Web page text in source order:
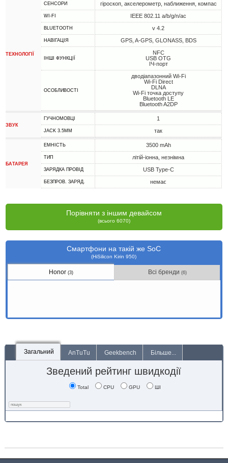
ТЕХНОЛОГІЇ
СЕНСОРИ гіроскоп, акселерометр, наближення, компас
WI-FI IEEE 802.11 a/b/g/n/ac
BLUETOOTH v 4.2
НАВІГАЦІЯ GPS, A-GPS, GLONASS, BDS
ІНШІ ФУНКЦІЇ
NFC
USB OTG
ІЧ-порт
ОСОБЛИВОСТІ
дводіапазонний Wi-Fi
Wi-Fi Direct
DLNA
Wi-Fi точка доступу
Bluetooth LE
Bluetooth A2DP
ЗВУК
ГУЧНОМОВЦІ 1
JACK 3.5MM так
БАТАРЕЯ
ЕМНІСТЬ 3500 mAh
ТИП літій-іонна, незнімна
ЗАРЯДКА ПРОВІД USB Type-C
БЕЗПРОВ. ЗАРЯД. немає
Порівняти з іншим девайсом
(всього 6070)
Смартфони на такій же SoC
(HiSilicon Kirin 950)
Honor(3) Всі бренди (6)
Загальний AnTuTu Geekbench Більше...
Зведений рейтинг швидкодії
Total CPU GPU ШІ